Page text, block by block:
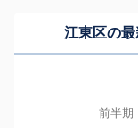
江東区の
前半期